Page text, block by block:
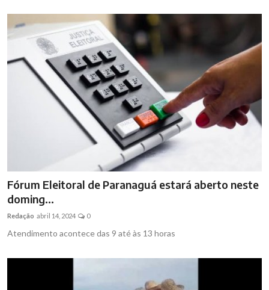
Fórum Eleitoral de Paranaguá estará aberto neste
doming...
Redação abril 14, 2024 0
Atendimento acontece das 9 até às 13 horas